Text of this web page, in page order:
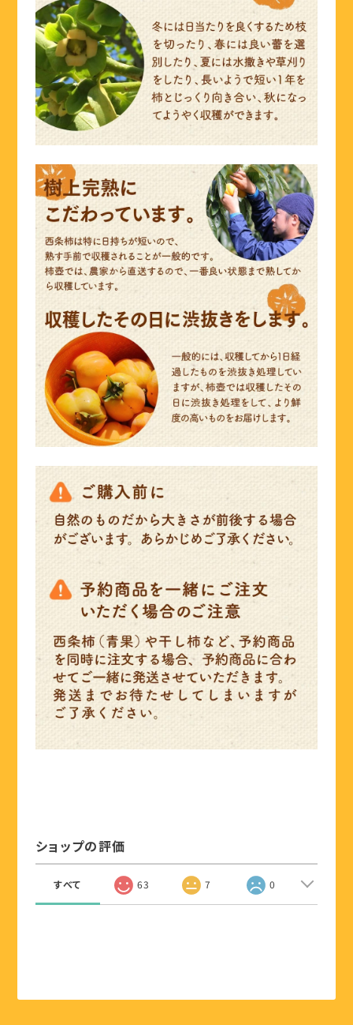
ショップの評価
すべて 63 7 0